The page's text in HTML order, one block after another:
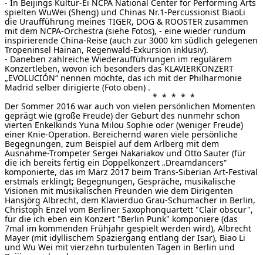
- In Beijings Kultur-Ei NCPA National Center for Performing Arts
spielten WuWei (Sheng) und Chinas Nr.1-Percussionist BiaoLi
die Uraufführung meines TIGER, DOG & ROOSTER zusammen
mit dem NCPA-Orchestra (siehe Fotos), - eine wieder rundum
inspirierende China-Reise (auch zur 3000 km südlich gelegenen
Tropeninsel Hainan, Regenwald-Exkursion inklusiv).
- Daneben zahlreiche Wiederaufführungen im regulärem
Konzertleben, wovon ich besonders das KLAVIERKONZERT
„EVOLUCIÓN“ nennen möchte, das ich mit der Philharmonie
Madrid selber dirigierte (Foto oben) .
* * * * *
Der Sommer 2016 war auch von vielen persönlichen Momenten
geprägt wie (große Freude) der Geburt des nunmehr schon
vierten Enkelkinds Yuna Milou Sophie oder (weniger Freude)
einer Knie-Operation. Bereichernd waren viele persönliche
Begegnungen, zum Beispiel auf dem Arlberg mit dem
Ausnahme-Trompeter Sergei Nakariakov und Otto Sauter (für
die ich bereits fertig ein Doppelkonzert „Dreamdancers“
komponierte, das im März 2017 beim Trans-Siberian Art-Festival
erstmals erklingt; Begegnungen, Gespräche, musikalische
Visionen mit musikalischen Freunden wie dem Dirigenten
Hansjörg Albrecht, dem Klavierduo Grau-Schumacher in Berlin,
Christoph Enzel vom Berliner Saxophonquartett "Clair obscur",
für die ich eben ein Konzert "Berlin Punk" komponiere (das
7mal im kommenden Frühjahr gespielt werden wird), Albrecht
Mayer (mit idyllischem Spaziergang entlang der Isar), Biao Li
und Wu Wei mit vierzehn turbulenten Tagen in Berlin und